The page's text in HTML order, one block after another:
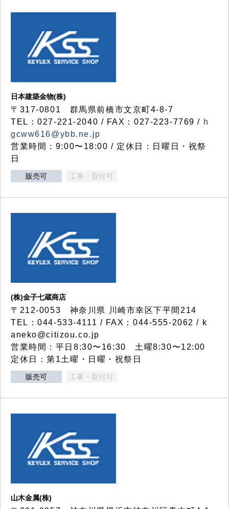
日本建築金物(株)
〒317‐0801 群馬県前橋市文京町4-8-7
TEL：027-221-2040 / FAX：027-223-7769 / h
gcww616@ybb.ne.jp
営業時間：9:00〜18:00 / 定休日：日曜日・祝祭
日
販売可 工事・取付可
(株)金子七蔵商店
〒212-0053 神奈川県 川崎市幸区下平間214
TEL：044-533-4111 / FAX：044-555-2062 / k
aneko@citizou.co.jp
営業時間：平日8:30〜16:30 土曜8:30〜12:00
定休日：第1土曜・日曜・祝祭日
販売可 工事・取付可
山木金属(株)